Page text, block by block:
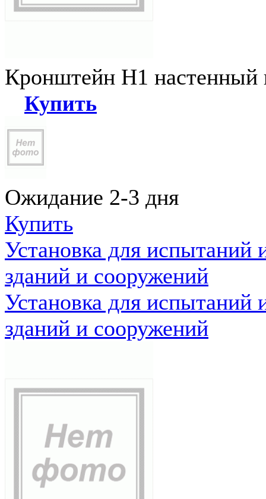
Кронштейн Н1
Купить
Ожидание 2-3 дня
Купить
Установка для испытаний
зданий и сооружений
Установка для испытаний
зданий и сооружений